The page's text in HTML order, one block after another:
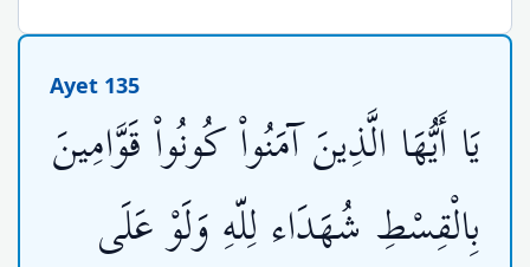
Ayet 135
يَا أَيُّهَا الَّذِينَ آمَنُواْ كُونُواْ قَوَّامِينَ
بِالْقِسْطِ شُهَدَاء لِلّهِ وَلَوْ عَلَى